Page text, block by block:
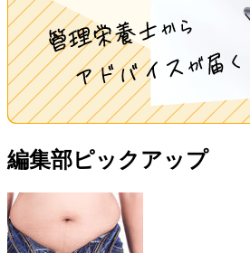
編集部ピックアップ